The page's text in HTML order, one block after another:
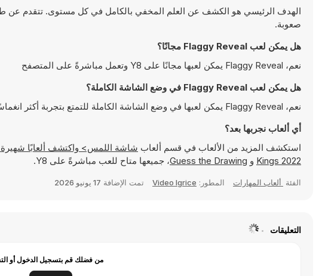
الهدف الرئيسي هو الكشف عن العلم المخفي بالكامل في كل مستوى. تتقدم عن
صعوبة.
هل يمكن لعب Flaggy Reveal مجانًا؟
نعم، Flaggy Reveal يمكن لعبها مجانًا على Y8 وتعمل مباشرةً على المتصفح
هل يمكن لعب Flaggy Reveal في وضع الشاشة الكاملة؟
نعم، Flaggy Reveal يمكن لعبها في وضع الشاشة الكاملة للتمتع بتجربة أكثر انغماسًا
أي ألعاب نجربها بعد؟
استكشف المزيد من الألعاب في قسم ألعاب شاشة اللمس> واكتشف ألعابًا شهيرة مثل
Kings 2022 و Guess the Drawing، جميعها متاح للعب مباشرةً على Y8.
الفئة ألعاب المهارات المطور: Video Igrice تمت الإضافة 17 يونيو 2026
التعليقات
من فضلك قم بتسجيل الدخول أو